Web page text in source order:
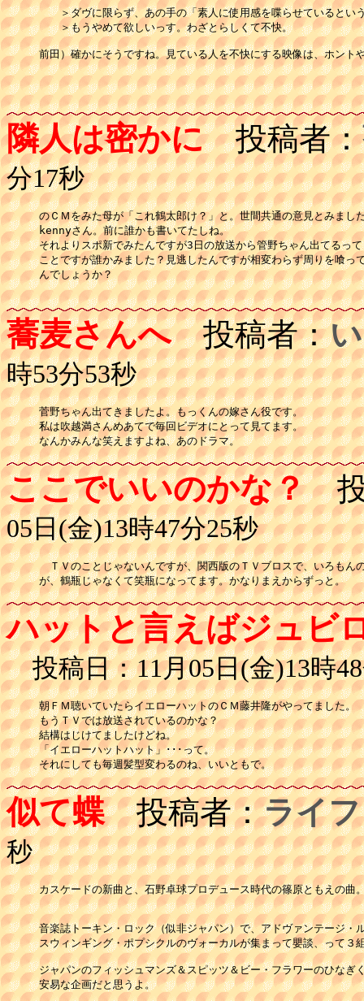
＞ダヴに限らず、あの手の「素人に使用感を喋らせているとい
＞もうやめて欲しいっす。わざとらしくて不快。
前田）確かにそうですね。見ている人を不快にする映像は、ホント
隣人は密かに投稿者：
分17秒
のＣＭをみた母が「これ鶴太郎け？」と。世間共通の意見とみまし
kennyさん。前に誰かも書いてたしね。
それよりスポ新でみたんですが3日の放送から管野ちゃん出てるって
ことですが誰かみました？見逃したんですが相変わらず周りを喰っ
んでしょうか？
蕎麦さんへ投稿者：
時53分53秒
菅野ちゃん出てきましたよ。もっくんの嫁さん役です。
私は吹越満さんめあてで毎回ビデオにとって見てます。
なんかみんな笑えますよね、あのドラマ。
ここでいいのかな？投
05日(金)13時47分25秒
ＴＶのことじゃないんですが、関西版のＴＶブロスで、いろもん
が、鶴瓶じゃなくて笑瓶になってます。かなりまえからずっと。
ハットと言えばジュビ
投稿日：11月05日(金)13時
朝ＦＭ聴いていたらイエローハットのＣＭ藤井隆がやってました。
もうＴＶでは放送されているのかな？
結構はじけてましたけどね。
「イエローハットハット」･･･って。
それにしても毎週髪型変わるのね、いいともで。
似て蝶投稿者：ライフ
秒
カスケードの新曲と、石野卓球プロデュース時代の篠原ともえの曲
音楽誌トーキン・ロック（似非ジャパン）で、アドヴァンテージ・
スウィンギング・ポプシクルのヴォーカルが集まって嬰談、って３
ジャパンのフィッシュマンズ＆スピッツ＆ビー・フラワーのひなぎ
安易な企画だと思うよ。